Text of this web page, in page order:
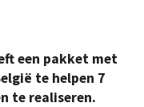
een pakket met
te helpen 7
te realiseren.